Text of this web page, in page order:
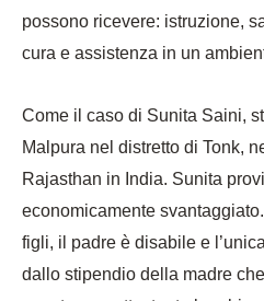
possono ricevere: istruzione,
cura e assistenza in un
Come il caso di Sunita Saini,
Malpura nel distretto di Tonk,
Rajasthan in India. Sunita
economicamente
figli, il padre è disabile e
dallo stipendio della madre